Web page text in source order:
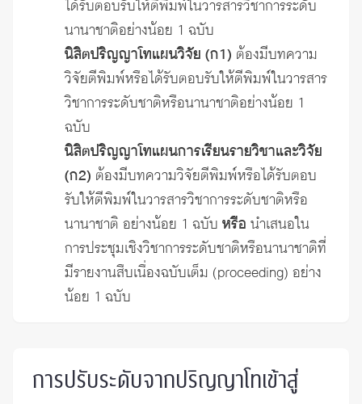
ได้รับตอบรับให้ตีพิมพ์ในวารสารวิชาการระดับ
นานาชาติอย่างน้อย 1 ฉบับ
นิสิตปริญญาโทแผนวิจัย (ก1) ต้องมีบทความ
วิจัยตีพิมพ์หรือได้รับตอบรับให้ตีพิมพ์ในวารสาร
วิชาการระดับชาติหรือนานาชาติอย่างน้อย 1
ฉบับ
นิสิตปริญญาโทแผนการเรียนรายวิชาและวิจัย
(ก2) ต้องมีบทความวิจัยตีพิมพ์หรือได้รับตอบ
รับให้ตีพิมพ์ในวารสารวิชาการระดับชาติหรือ
นานาชาติ อย่างน้อย 1 ฉบับ หรือ นำเสนอใน
การประชุมเชิงวิชาการระดับชาติหรือนานาชาติที่
มีรายงานสืบเนื่องฉบับเต็ม (proceeding) อย่าง
น้อย 1 ฉบับ
การปรับระดับจากปริญญาโทเข้าสู่